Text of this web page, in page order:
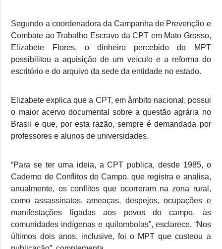
Segundo a coordenadora da Campanha de Prevenção e
Combate ao Trabalho Escravo da CPT em Mato Grosso,
Elizabete Flores, o dinheiro percebido do MPT
possibilitou a aquisição de um veículo e a reforma do
escritório e do arquivo da sede da entidade no estado.
Elizabete explica que a CPT, em âmbito nacional, possui
o maior acervo documental sobre a questão agrária no
Brasil e que, por esta razão, sempre é demandada por
professores e alunos de universidades.
“Para se ter uma ideia, a CPT publica, desde 1985, o
Caderno de Conflitos do Campo, que registra e analisa,
anualmente, os conflitos que ocorreram na zona rural,
como assassinatos, ameaças, despejos, ocupações e
manifestações ligadas aos povos do campo, às
comunidades indígenas e quilombolas”, esclarece. “Nos
últimos dois anos, inclusive, foi o MPT que custeou a